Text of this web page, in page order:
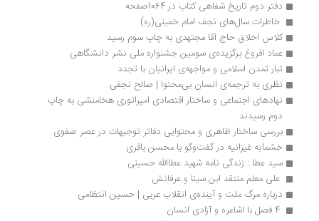
دفتر دوم تاریخ شفاهی کتاب در 1064صفحه
خاطرات سال‌های نجف امام خمینی(ره)
کلاس اخلاق حاج آقا مجتهدی به چاپ سوم رسید
عماد افروغ برگزیده‌ی سومین جشنواره ملی نشر دانشگاهی
تبار تمدن اسلامی و مواجهه‌ی ایرانیان با تجدد
نظری به ترجمه‌ی انسان بی‌محتوا | صالح نجفی
نهادهای اجتماعی و ساختار اقتصادی امپراتوری هخامنشی به چاپ
دوم رسیدند
بررسی ساختار ظاهری و محتوایی دفاتر توجیهات در عصر صفوی
خشمآبه غیزانیه در گفت‌وگو با محسن باقری
سید عطا : زندگی نامه شهید عطاالله حسینی
علی معلم منتقد ابن سینا و عرفانش
درباره مرگ ملت و آینده‌ی انقلاب عربی | حسین انتظامی